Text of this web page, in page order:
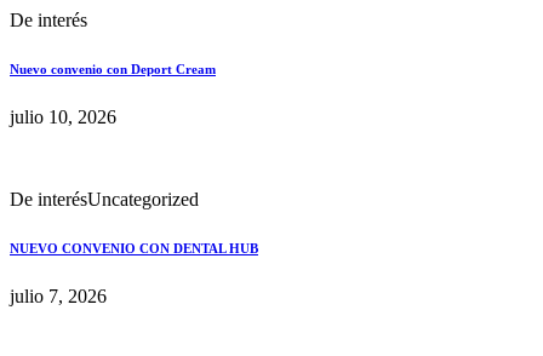
De interés
Nuevo convenio con Deport Cream
julio 10, 2026
De interésUncategorized
NUEVO CONVENIO CON DENTAL HUB
julio 7, 2026